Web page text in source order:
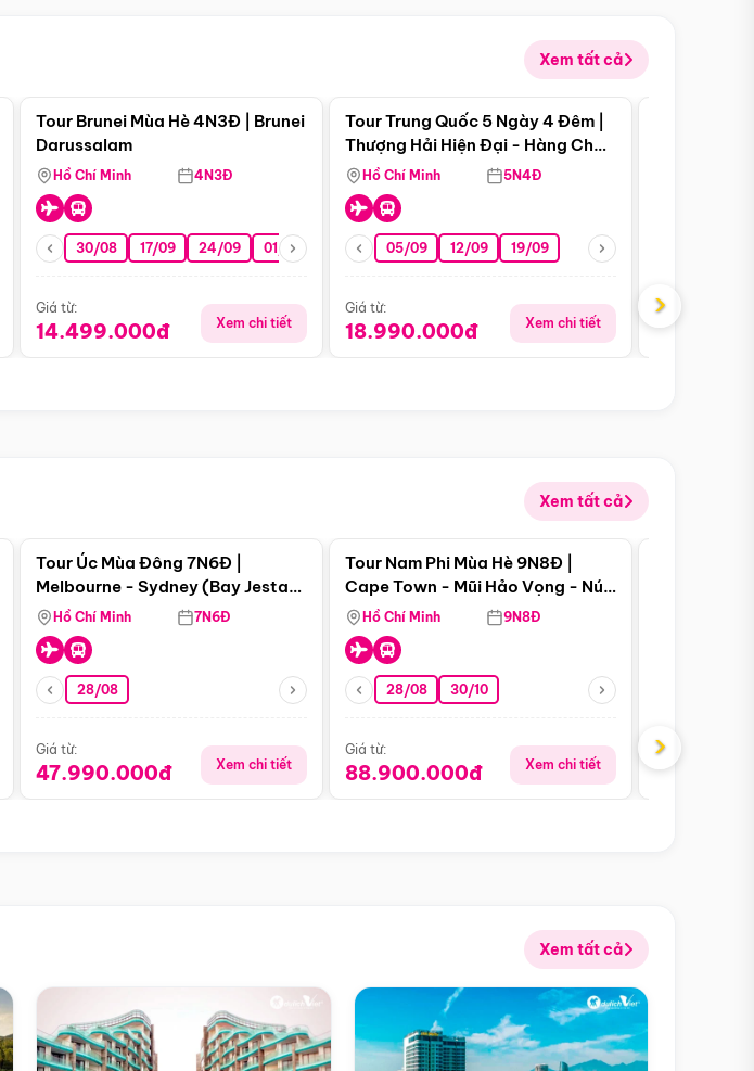
Xem tất cả
Tour Brunei Mùa Hè 4N3Đ | Brunei
Darussalam
Hồ Chí Minh 4N3Đ
30/08 17/09 24/09 01/10 15/10 29/10
Giá từ:
14.499.000đ Xem chi tiết
Điểm nổi bật
Tour Trung Quốc 5 Ngày 4 Đêm |
Thượng Hải Hiện Đại - Hàng Châu
Nên Thơ - Ô Trấn Cổ Kính
Hồ Chí Minh 5N4Đ
05/09 12/09 19/09
Giá từ:
18.990.000đ Xem chi tiết
Giá từ:
›
Xem tất cả
Tour Úc Mùa Đông 7N6Đ |
Melbourne - Sydney (Bay Jestar
Airways)
Hồ Chí Minh 7N6Đ
28/08
Giá từ:
47.990.000đ Xem chi tiết
Điểm nổi bật
Tour Nam Phi Mùa Hè 9N8Đ |
Cape Town - Mũi Hảo Vọng - Núi
Bàn - Johannesburg - Pretoria -
Safari - Lodge
Hồ Chí Minh 9N8Đ
28/08 30/10
Giá từ:
88.900.000đ Xem chi tiết
Giá từ:
›
Xem tất cả